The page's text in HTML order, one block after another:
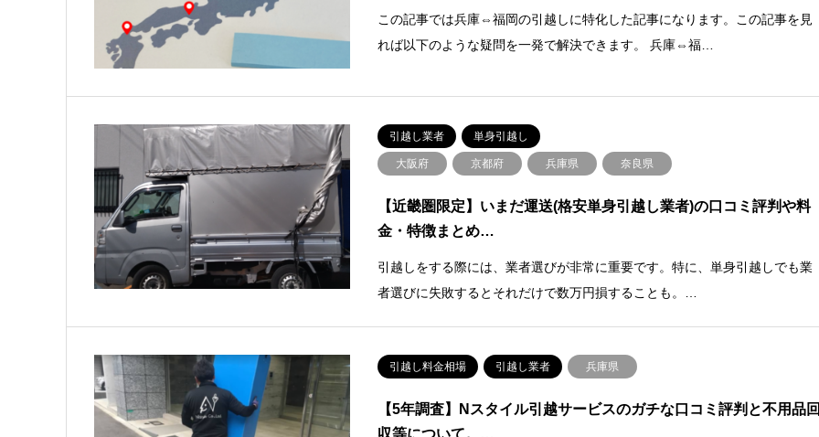
この記事では兵庫⇔福岡の引越しに特化した記事になります。この記事を見
れば以下のような疑問を一発で解決できます。 兵庫⇔福…
引越し業者 単身引越し
大阪府 京都府 兵庫県 奈良県
【近畿圏限定】いまだ運送(格安単身引越し業者)の口コミ評判や料
金・特徴まとめ…
引越しをする際には、業者選びが非常に重要です。特に、単身引越しでも業
者選びに失敗するとそれだけで数万円損することも。…
引越し料金相場 引越し業者 兵庫県
【5年調査】Nスタイル引越サービスのガチな口コミ評判と不用品回
収等について。…